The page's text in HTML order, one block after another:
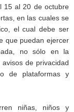
15 al 20 de octubre
en las cuales se
el cual debe ser
que puedan ejercer
no sólo en la
de privacidad
de plataformas y
niñas, niños y